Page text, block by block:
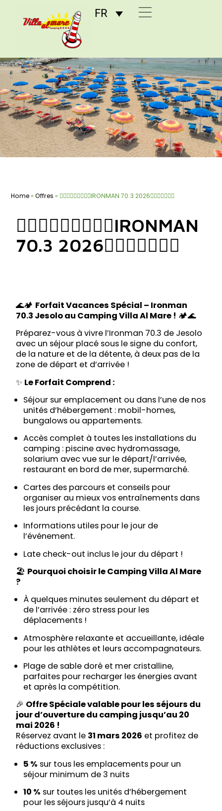
FR
Home»Offres » 🏊🏻‍♀🚴🏻‍♀🏃🏿‍♀IRONMAN 70.3 2026🏊🏼‍♂🚴‍♂🏃🏼
🏊🏻‍♀🚴🏻‍♀🏃🏿‍♀IRONMAN
70.3 2026🏊🏼‍♂🚴‍♂🏃🏼
🌊🏕️ Forfait Vacances Spécial – Ironman
70.3 Jesolo au Camping Villa Al Mare ! 🏕️🌊
Préparez-vous à vivre l’Ironman 70.3 de Jesolo
avec un séjour placé sous le signe du confort,
de la nature et de la détente, à deux pas de la
zone de départ et d’arrivée !
✨ Le Forfait Comprend :
Séjour sur emplacement ou dans l’une de nos
unités d’hébergement : mobil-homes,
bungalows ou appartements.
Accès complet à toutes les installations du
camping : piscine avec hydromassage,
solarium avec vue sur le départ/l’arrivée,
restaurant en bord de mer, supermarché.
Cartes des parcours et conseils pour
organiser au mieux vos entraînements dans
les jours précédant la course.
Informations utiles pour le jour de
l’événement.
Late check-out inclus le jour du départ !
🏖️ Pourquoi choisir le Camping Villa Al Mare
?
À quelques minutes seulement du départ et
de l’arrivée : zéro stress pour les
déplacements !
Atmosphère relaxante et accueillante, idéale
pour les athlètes et leurs accompagnateurs.
Plage de sable doré et mer cristalline,
parfaites pour recharger les énergies avant
et après la compétition.
🎉 Offre Spéciale valable pour les séjours du
jour d’ouverture du camping jusqu’au 20
mai 2026 !
Réservez avant le 31 mars 2026 et profitez de
réductions exclusives :
5 % sur tous les emplacements pour un
séjour minimum de 3 nuits
10 % sur toutes les unités d’hébergement
pour les séjours jusqu’à 4 nuits